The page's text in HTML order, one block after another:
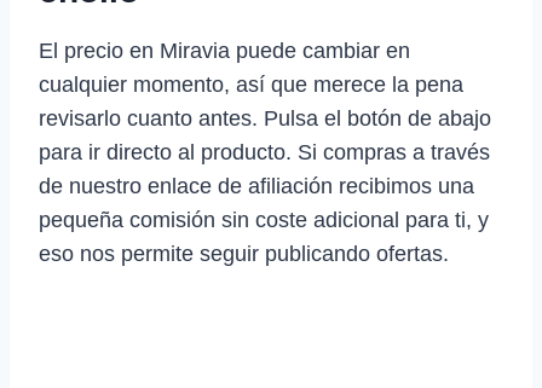
El precio en Miravia puede cambiar en
cualquier momento, así que merece la pena
revisarlo cuanto antes. Pulsa el botón de abajo
para ir directo al producto. Si compras a través
de nuestro enlace de afiliación recibimos una
pequeña comisión sin coste adicional para ti, y
eso nos permite seguir publicando ofertas.